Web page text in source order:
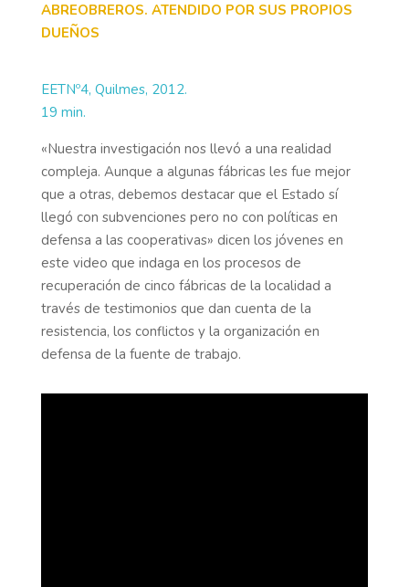
ABREOBREROS. ATENDIDO POR SUS PROPIOS
DUEÑOS
EETNº4, Quilmes, 2012.
19 min.
«Nuestra investigación nos llevó a una realidad
compleja. Aunque a algunas fábricas les fue mejor
que a otras, debemos destacar que el Estado sí
llegó con subvenciones pero no con políticas en
defensa a las cooperativas» dicen los jóvenes en
este video que indaga en los procesos de
recuperación de cinco fábricas de la localidad a
través de testimonios que dan cuenta de la
resistencia, los conflictos y la organización en
defensa de la fuente de trabajo.